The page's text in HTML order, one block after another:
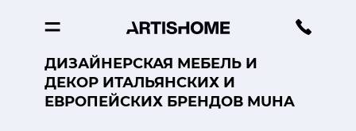
ДИЗАЙНЕРСКАЯ МЕБЕЛЬ И
ДЕКОР ИТАЛЬЯНСКИХ И
ЕВРОПЕЙСКИХ БРЕНДОВ MUHA